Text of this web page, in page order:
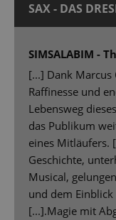
SAX - DAS
SIMSALABIM -
[...] Dank
Raffinesse und
Lebensweg
das Publikum
eines Mitläufers.
Geschichte,
Musical,
und dem
[...].Magie mit